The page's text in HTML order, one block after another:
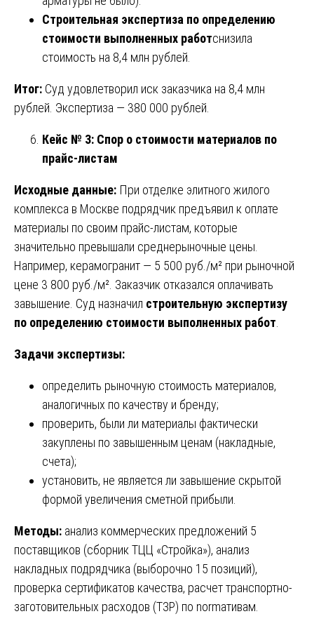
Строительная экспертиза по определению
стоимости выполненных работснизила
стоимость на 8,4 млн рублей.
Итог: Суд удовлетворил иск заказчика на 8,4 млн
рублей. Экспертиза — 380 000 рублей.
Кейс № 3: Спор о стоимости материалов по
прайс-листам
Исходные данные: При отделке элитного жилого
комплекса в Москве подрядчик предъявил к оплате
материалы по своим прайс-листам, которые
значительно превышали среднерыночные цены.
Например, керамогранит — 5 500 руб./м² при рыночной
цене 3 800 руб./м². Заказчик отказался оплачивать
завышение. Суд назначил строительную экспертизу
по определению стоимости выполненных работ
Задачи экспертизы:
определить рыночную стоимость материалов,
аналогичных по качеству и бренду;
проверить, были ли материалы фактически
закуплены по завышенным ценам (накладные,
счета);
установить, не является ли завышение скрытой
формой увеличения сметной прибыли.
Методы: анализ коммерческих предложений 5
поставщиков (сборник ТЦЦ «Стройка»), анализ
накладных подрядчика (выборочно 15 позиций),
проверка сертификатов качества, расчет транспортно-
заготовительных расходов (ТЗР) по normативам.